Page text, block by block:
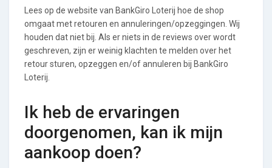
Lees op de website van BankGiro Loterij hoe de shop
omgaat met retouren en annuleringen/opzeggingen. Wij
houden dat niet bij. Als er niets in de reviews over wordt
geschreven, zijn er weinig klachten te melden over het
retour sturen, opzeggen en/of annuleren bij BankGiro
Loterij.
Ik heb de ervaringen
doorgenomen, kan ik mijn
aankoop doen?